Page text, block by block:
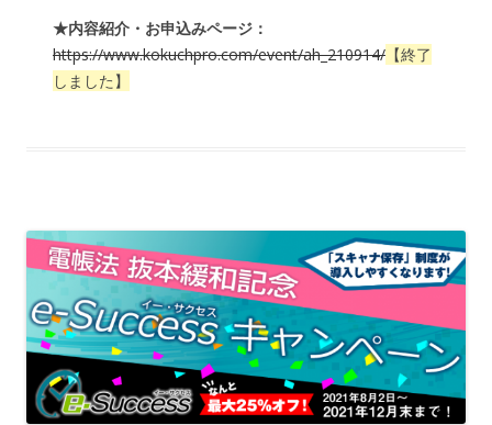
★内容紹介・お申込みページ：
https://www.kokuchpro.com/event/ah_210914/ 【終了
しました】